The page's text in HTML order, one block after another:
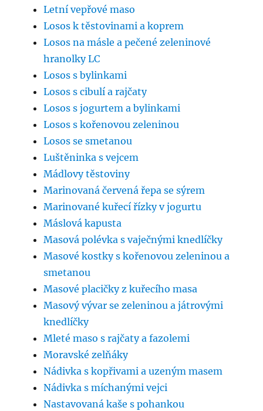
Letní vepřové maso
Losos k těstovinami a koprem
Losos na másle a pečené zeleninové
hranolky LC
Losos s bylinkami
Losos s cibulí a rajčaty
Losos s jogurtem a bylinkami
Losos s kořenovou zeleninou
Losos se smetanou
Luštěninka s vejcem
Mádlovy těstoviny
Marinovaná červená řepa se sýrem
Marinované kuřecí řízky v jogurtu
Máslová kapusta
Masová polévka s vaječnými knedlíčky
Masové kostky s kořenovou zeleninou a
smetanou
Masové placičky z kuřecího masa
Masový vývar se zeleninou a játrovými
knedlíčky
Mleté maso s rajčaty a fazolemi
Moravské zelňáky
Nádivka s kopřivami a uzeným masem
Nádivka s míchanými vejci
Nastavovaná kaše s pohankou